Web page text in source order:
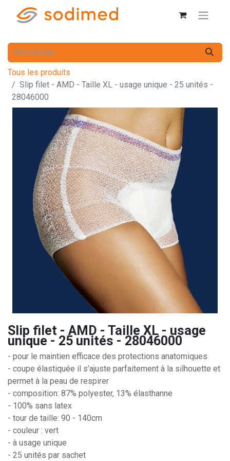
Tous les produits
Slip filet - AMD - Taille XL - usage unique - 25 unités -
28046000
Slip filet - AMD - Taille XL - usage
unique - 25 unités - 28046000
- pour le maintien efficace des protections anatomiques
- coupe élastiquée il s’ajuste parfaitement à la silhouette et
permet à la peau de respirer
- composition: 87% polyester, 13% élasthanne
- 100% sans latex
- tour de taille: 90 - 140cm
- couleur : vert
- à usage unique
- 25 unités par sachet